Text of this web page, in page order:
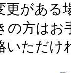
がある
の方はお
いただけ